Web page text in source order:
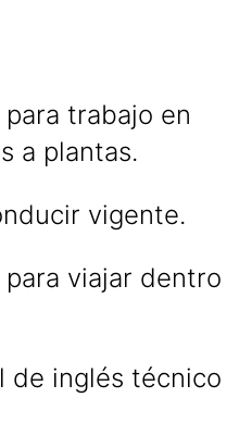
trabajo en
a plantas.
vigente.
viajar dentro
de inglés técnico